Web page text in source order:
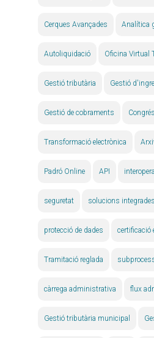
Cerques Avançades Analítica
Autoliquidació Oficina Virtual
Gestió tributària Gestió
Gestió de cobraments Congrés
Transformació electrònica
Padró Online API
seguretat solucions integrades
protecció de dades certificació
Tramitació reglada
càrrega administrativa flux
Gestió tributària municipal